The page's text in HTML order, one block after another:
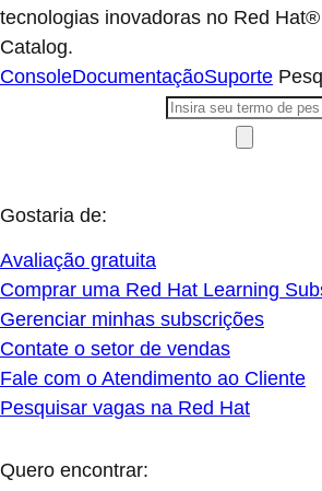
tecnologias inovadoras no Red
Catalog.
ConsoleDocumentaçãoSuporte
Gostaria de:
Avaliação gratuita
Comprar uma Red Hat Learning
Gerenciar minhas subscrições
Contate o setor de vendas
Fale com o Atendimento ao Cliente
Pesquisar vagas na Red Hat
Quero encontrar: